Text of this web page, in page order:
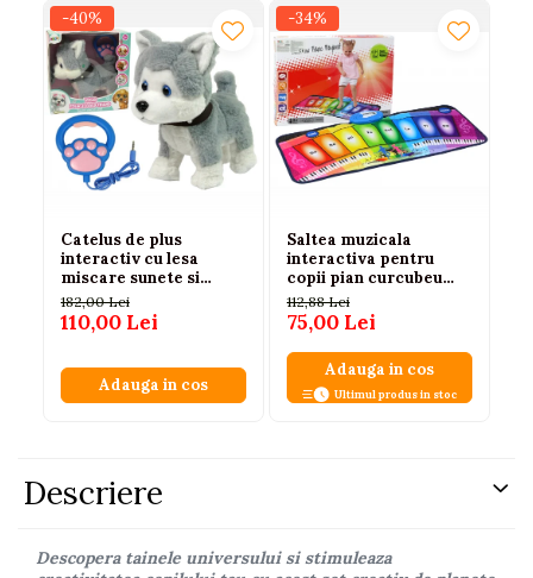
-40%
Catelus de plus
interactiv cu lesa
miscare sunete si
melodii, 3 ani+
182,00 Lei
110,00 Lei
Adauga in cos
-34%
Saltea muzicala
interactiva pentru
copii pian curcubeu
educationala
112,88 Lei
75,00 Lei
Adauga in cos
Ultimul produs in stoc
Descriere
Descopera tainele universului si stimuleaza